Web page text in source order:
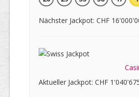
Nächster Jackpot: CHF
Aktueller Jackpot: CHF